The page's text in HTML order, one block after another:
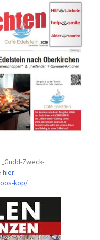
Zweck-
hier:
kop/